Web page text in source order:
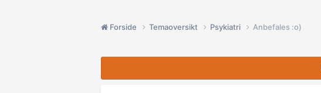
Forside Temaoversikt Psykiatri Anbefales :o)